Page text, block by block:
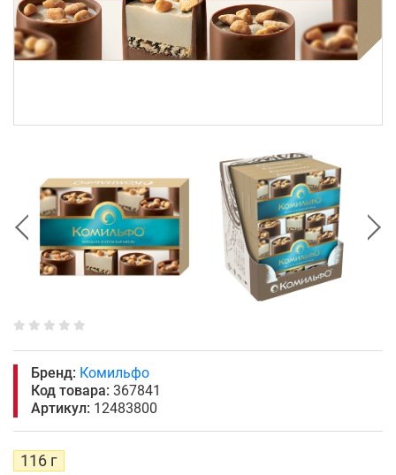
Бренд: Комильфо
Код товара: 367841
Артикул: 12483800
116 г